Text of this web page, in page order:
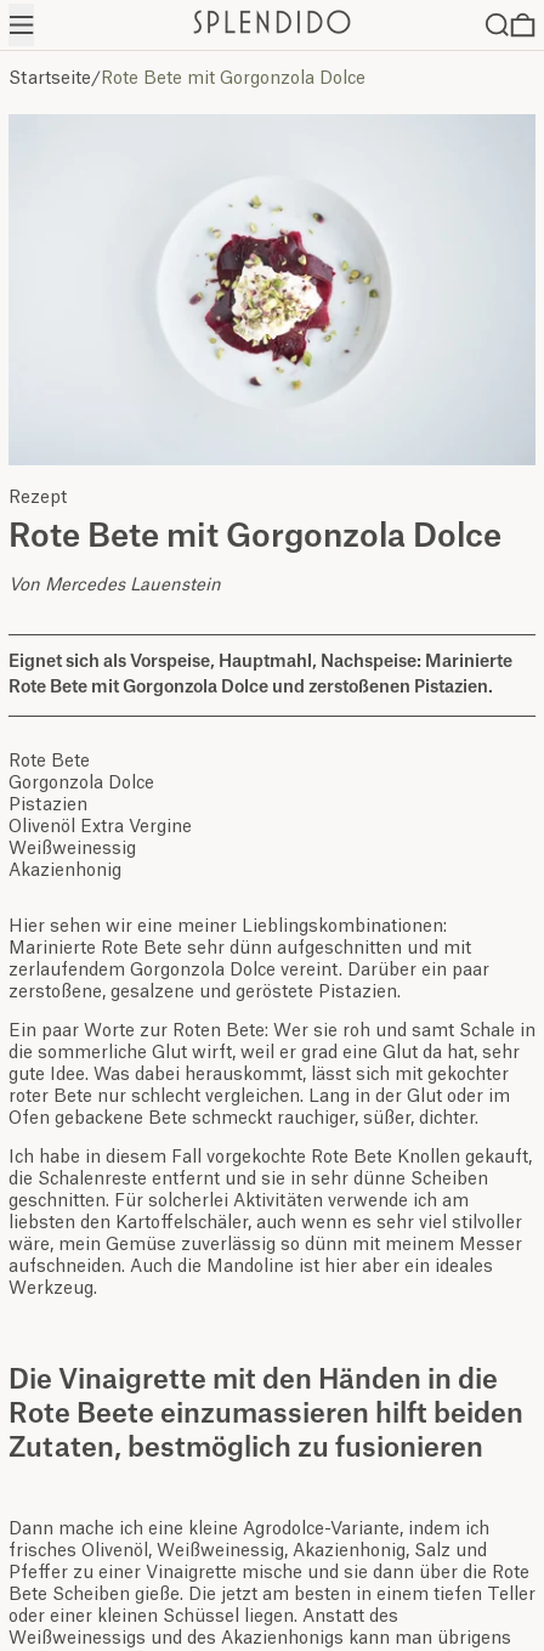
Menü
Startseite/ Rote Bete mit Gorgonzola Dolce
Rezept
Rote Bete mit Gorgonzola Dolce
Von Mercedes Lauenstein
Eignet sich als Vorspeise, Hauptmahl, Nachspeise: Marinierte
Rote Bete mit Gorgonzola Dolce und zerstoßenen Pistazien.
Rote Bete
Gorgonzola Dolce
Pistazien
Olivenöl Extra Vergine
Weißweinessig
Akazienhonig
Hier sehen wir eine meiner Lieblingskombinationen:
Marinierte Rote Bete sehr dünn aufgeschnitten und mit
zerlaufendem Gorgonzola Dolce vereint. Darüber ein paar
zerstoßene, gesalzene und geröstete Pistazien.
Ein paar Worte zur Roten Bete: Wer sie roh und samt Schale in
die sommerliche Glut wirft, weil er grad eine Glut da hat, sehr
gute Idee. Was dabei herauskommt, lässt sich mit gekochter
roter Bete nur schlecht vergleichen. Lang in der Glut oder im
Ofen gebackene Bete schmeckt rauchiger, süßer, dichter.
Ich habe in diesem Fall vorgekochte Rote Bete Knollen gekauft,
die Schalenreste entfernt und sie in sehr dünne Scheiben
geschnitten. Für solcherlei Aktivitäten verwende ich am
liebsten den Kartoffelschäler, auch wenn es sehr viel stilvoller
wäre, mein Gemüse zuverlässig so dünn mit meinem Messer
aufschneiden. Auch die Mandoline ist hier aber ein ideales
Werkzeug.
Die Vinaigrette mit den Händen in die
Rote Beete einzumassieren hilft beiden
Zutaten, bestmöglich zu fusionieren
Dann mache ich eine kleine Agrodolce-Variante, indem ich
frisches Olivenöl, Weißweinessig, Akazienhonig, Salz und
Pfeffer zu einer Vinaigrette mische und sie dann über die Rote
Bete Scheiben gieße. Die jetzt am besten in einem tiefen Teller
oder einer kleinen Schüssel liegen. Anstatt des
Weißweinessigs und des Akazienhonigs kann man übrigens